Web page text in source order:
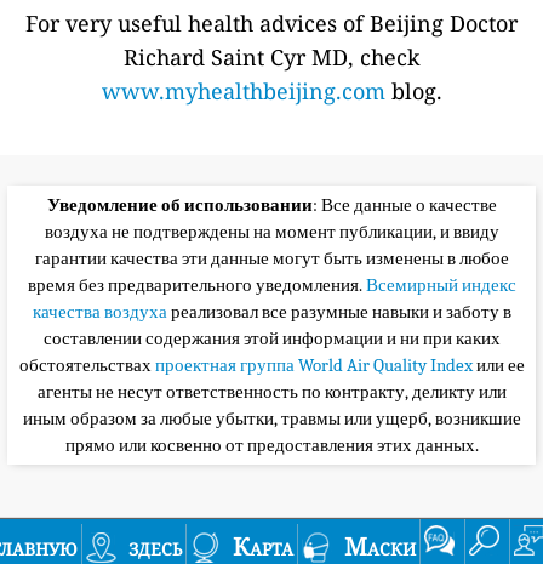
For very useful health advices of Beijing Doctor
Richard Saint Cyr MD, check
www.myhealthbeijing.comblog.
Уведомление об использовании: Все данные о качестве
воздуха не подтверждены на момент публикации, и ввиду
гарантии качества эти данные могут быть изменены в любое
время без предварительного уведомления.Всемирный индекс
качества воздухареализовал все разумные навыки и заботу в
составлении содержания этой информации и ни при каких
обстоятельствахпроектная группа World Air Quality Indexили ее
агенты не несут ответственность по контракту, деликту или
иным образом за любые убытки, травмы или ущерб, возникшие
прямо или косвенно от предоставления этих данных.
здесь Карта Маски